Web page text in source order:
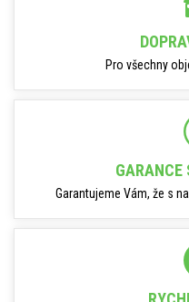
Pro všechny
GARANCE
Garantujeme Vám, že s